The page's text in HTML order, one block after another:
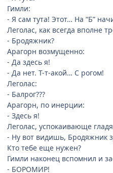
Гимли:
- Я сам тута! Этот… На “Б”
Леголас, как всегда вполне
- Бродяжник?
Арагорн возмущенно:
- Да здесь я!
- Да нет. Т-т-акой… С рогом!
Леголас:
- Балрог???
Арагорн, по инерции:
- Здесь я!
Леголас, успокаивающе
- Ну вот видишь, Бродяжник
Кто тебе еще нужен?
Гимли наконец вспомнил и
- БОРОМИР!